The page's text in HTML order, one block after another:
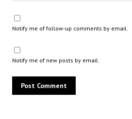
Notify me of follow-up comments by email.
Notify me of new posts by email.